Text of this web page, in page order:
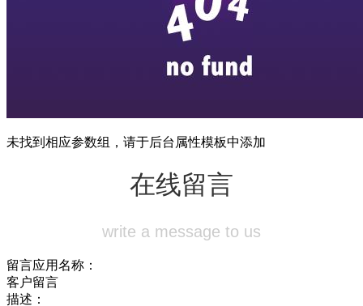
未找到相应参数组，请于后台属性模板中添加
在线留言
write a message to us
留言应用名称：
客户留言
描述：